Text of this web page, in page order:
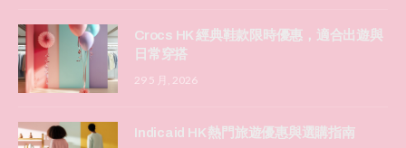
Crocs HK 經典鞋款限時優惠，適合出遊與
日常穿搭
29 5 月, 2026
Indicaid HK 熱門旅遊優惠與選購指南